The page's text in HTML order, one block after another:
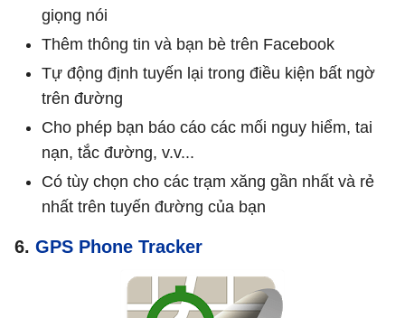
giọng nói
Thêm thông tin và bạn bè trên Facebook
Tự động định tuyến lại trong điều kiện bất ngờ
trên đường
Cho phép bạn báo cáo các mối nguy hiểm, tai
nạn, tắc đường, v.v...
Có tùy chọn cho các trạm xăng gần nhất và rẻ
nhất trên tuyến đường của bạn
6. GPS Phone Tracker